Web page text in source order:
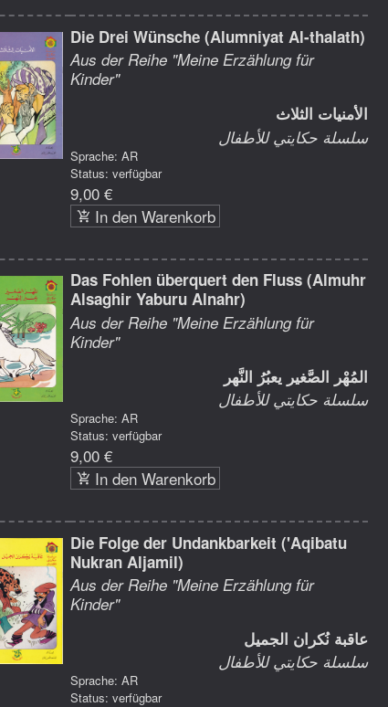
Die Drei Wünsche (Alumniyat Al-thalath)
Aus der Reihe "Meine Erzählung für
Kinder"
الأمنيات الثلاث
سلسلة حكايتي للأطفال
Sprache: AR
Status: verfügbar
9,00 €
In den Warenkorb
Das Fohlen überquert den Fluss (Almuhr
Alsaghir Yaburu Alnahr)
Aus der Reihe "Meine Erzählung für
Kinder"
المُهْر الصَّغير يعبُرُ النَّهر
سلسلة حكايتي للأطفال
Sprache: AR
Status: verfügbar
9,00 €
In den Warenkorb
Die Folge der Undankbarkeit ('Aqibatu
Nukran Aljamil)
Aus der Reihe "Meine Erzählung für
Kinder"
عاقبة نُكران الجميل
سلسلة حكايتي للأطفال
Sprache: AR
Status: verfügbar